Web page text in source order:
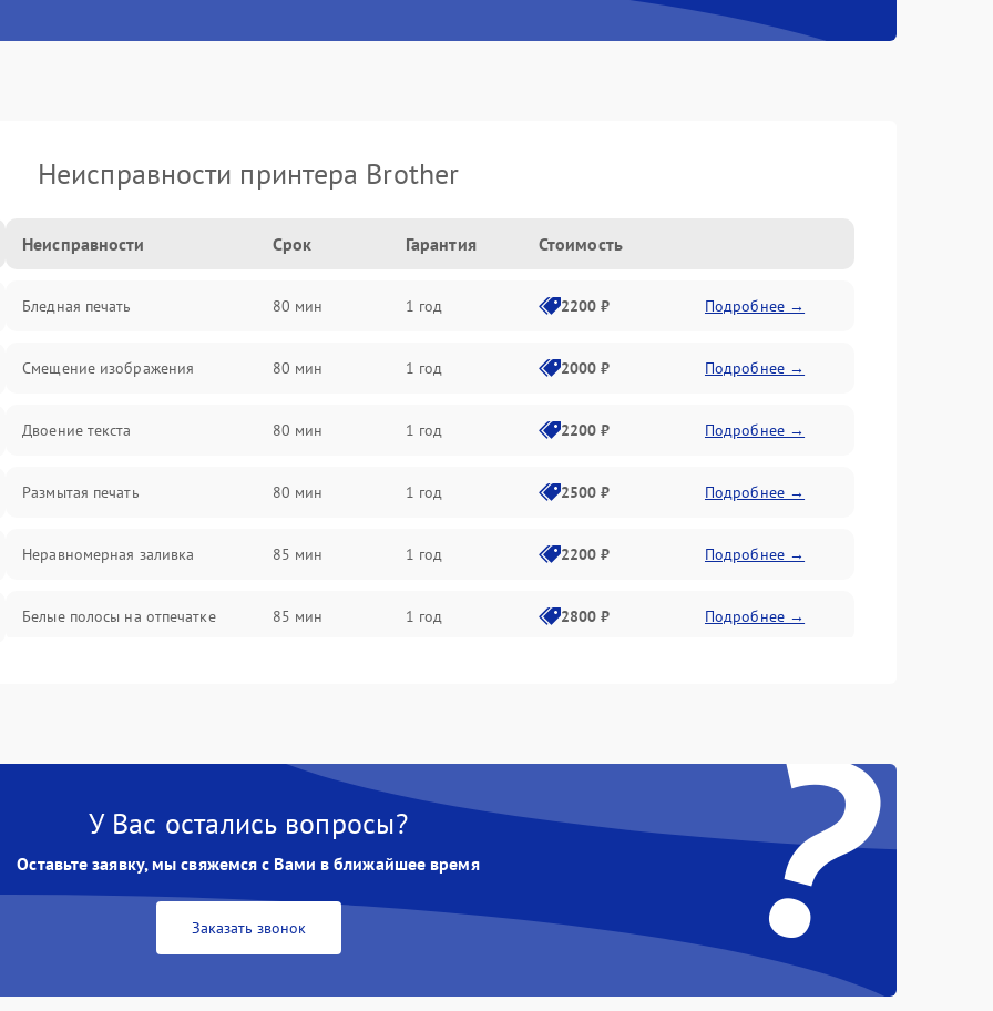
Неисправности принтера Brother
Неисправности Срок Гарантия Стоимость
Бледная печать 80 мин 1 год 2200 ₽ Подробнее →
Смещение изображения 80 мин 1 год 2000 ₽ Подробнее →
Двоение текста 80 мин 1 год 2200 ₽ Подробнее →
Размытая печать 80 мин 1 год 2500 ₽ Подробнее →
Неравномерная заливка 85 мин 1 год 2200 ₽ Подробнее →
Белые полосы на отпечатке 85 мин 1 год 2800 ₽ Подробнее →
?
У Вас остались вопросы?
Оставьте заявку, мы свяжемся с Вами в ближайшее время
Заказать звонок